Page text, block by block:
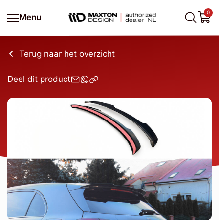
Menu
0
Terug naar het overzicht
Deel dit product